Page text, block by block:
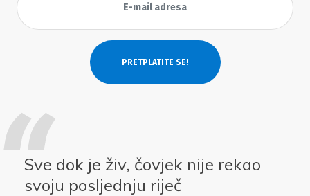
Sve dok je živ, čovjek nije rekao
svoju posljednju riječ